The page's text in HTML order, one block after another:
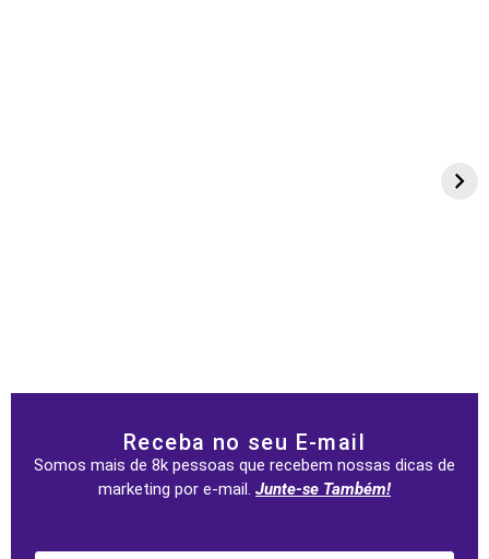
Receba no seu E-mail
Somos mais de 8k pessoas que recebem nossas dicas de
marketing por e-mail. Junte-se Também!